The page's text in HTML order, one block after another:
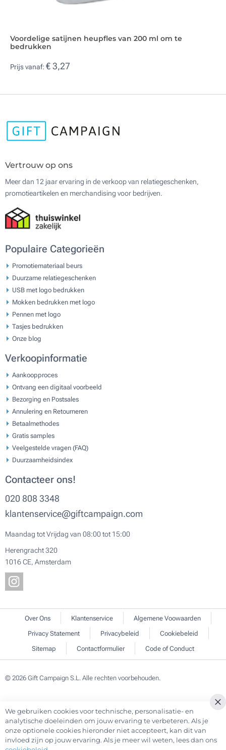
Voordelige satijnen heupfles van 200 ml om te
bedrukken
Prijs vanaf: € 3,27
Vertrouw op ons
Meer dan 12 jaar ervaring in de verkoop van relatiegeschenken,
promotieartikelen en merchandising voor bedrijven.
Populaire Categorieën
Promotiemateriaal beurs
Duurzame relatiegeschenken
USB met logo bedrukken
Mokken bedrukken met logo
Pennen met logo
Tasjes bedrukken
Onze blog
Verkoopinformatie
Aankoopproces
Ontvang een digitaal voorbeeld
Bezorging en Postsales
Annulering en Retourneren
Betaalmethodes
Gratis samples
Veelgestelde vragen (FAQ)
Duurzaamheidsindex
Contacteer ons!
020 808 3348
klantenservice@giftcampaign.com
Maandag tot Vrijdag van 08:00 tot 15:00
Herengracht 320
1016 CE, Amsterdam
Over Ons Klantenservice
Algemene Voowaarden
Privacy Statement
Privacybeleid
Cookiebeleid
Sitemap
Contactformulier Code of Conduct
© 2026 Gift Campaign S.L. Alle rechten voorbehouden.
We gebruiken cookies voor technische, personalisatie- en
analytische doeleinden om jouw ervaring te verbeteren. Als je
onze optionele cookies hieronder niet accepteert, kan dit van
invloed zijn op jouw ervaring. Als je meer wil weten, lees dan ons